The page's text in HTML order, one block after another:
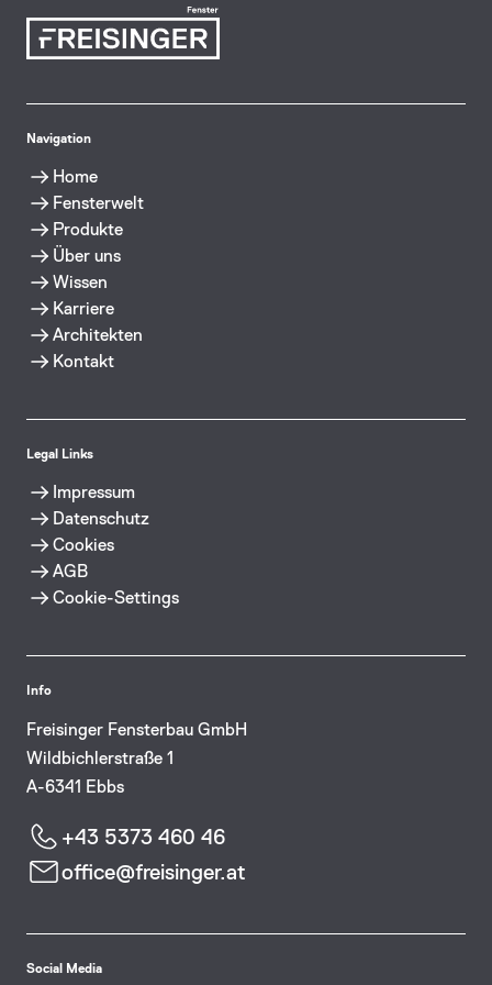
Navigation
Home
Fensterwelt
Produkte
Über uns
Wissen
Karriere
Architekten
Kontakt
Legal Links
Impressum
Datenschutz
Cookies
AGB
Cookie-Settings
Info
Freisinger Fensterbau GmbH
Wildbichlerstraße 1
A-6341 Ebbs
+43 5373 460 46
office@freisinger.at
Social Media